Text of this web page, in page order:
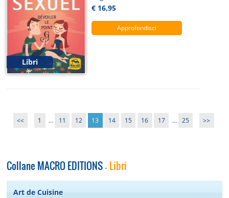
Libri
€ 16,95
Approfondisci
<< 1 ... 11 12 13 14 15 16 17 ... 25 >>
Collane MACRO EDITIONS - Libri
Art de Cuisine